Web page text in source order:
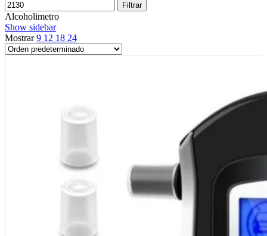
Filtrar
Alcoholimetro
Show sidebar
Mostrar9 12 18 24